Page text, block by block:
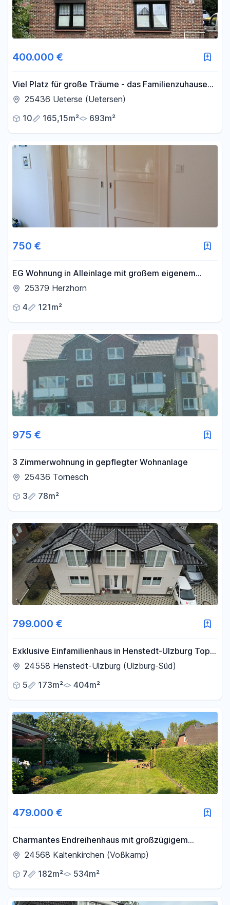
400.000 €
Viel Platz für große Träume - das Familienzuhause
wartet
25436 Ueterse (Uetersen)
10
165,15m² 693m²
750 €
EG Wohnung in Alleinlage mit großem eigenem
Gartenanteil
25379 Herzhorn
4
121m²
975 €
3 Zimmerwohnung in gepflegter Wohnanlage
25436 Tornesch
3
78m²
799.000 €
Exklusive Einfamilienhaus in Henstedt-Ulzburg Top
Lage24558 Henstedt-Ulzburg (Ulzburg-Süd)
5
173m² 404m²
479.000 €
Charmantes Endreihenhaus mit großzügigem
Grundstück in Kaltenkirchen - Reserviert!!!
24568 Kaltenkirchen (Voßkamp)
7
182m² 534m²